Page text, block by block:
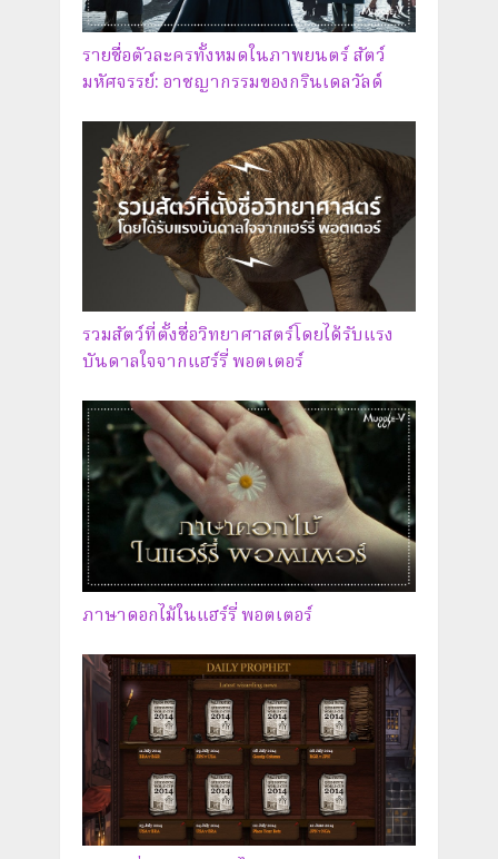
รายชื่อตัวละครทั้งหมดในภาพยนตร์ สัตว์
มหัศจรรย์: อาชญากรรมของกรินเดลวัลด์
รวมสัตว์ที่ตั้งชื่อวิทยาศาสตร์โดยได้รับแรง
บันดาลใจจากแฮร์รี่ พอตเตอร์
ภาษาดอกไม้ในแฮร์รี่ พอตเตอร์